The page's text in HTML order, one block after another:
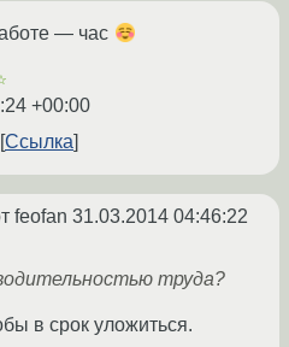
— час
+00:00
Ссылка
feofan 31.03.2014 04:46:22
труда?
в срок уложиться.